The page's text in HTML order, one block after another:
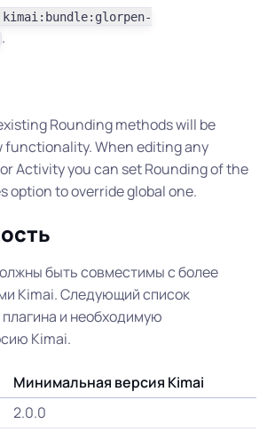
.
Rounding methods will be
functionality. When editing any
Activity you can setRounding of the
option to override global one.
быть совместимы с более
Kimai. Следующий список
и необходимую
Kimai.
Минимальная версия Kimai
2.0.0